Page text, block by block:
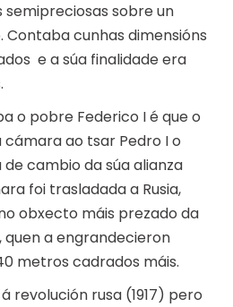
sobre un
Contaba cunhas dimensións
e a súa finalidade era
o pobre Federico I é que o
ao tsar Pedro I o
cambio da súa alianza
foi trasladada a Rusia,
obxecto máis prezado da
quen a engrandecieron
metros cadrados máis.
revolución rusa (1917) pero